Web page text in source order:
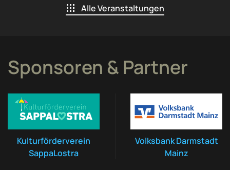
Alle Veranstaltungen
Sponsoren & Partner
Kulturförderverein
SappaLostra
Volksbank Darmstadt
Mainz